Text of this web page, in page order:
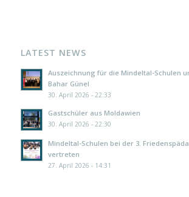
LATEST NEWS
Auszeichnung für die Mindeltal-Schulen
Bahar Günel
30. April 2026 - 22:33
Gastschüler aus Moldawien
30. April 2026 - 22:30
Mindeltal-Schulen bei der 3.
vertreten
27. April 2026 - 14:31